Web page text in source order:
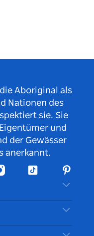
Aboriginal als
Nationen des
sie. Sie
und
der Gewässer
anerkannt.
TikTok